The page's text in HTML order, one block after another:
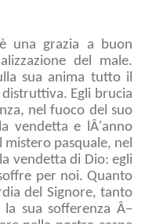
una grazia a buon
del male.
sua anima tutto il
Egli brucia
nel fuoco del suo
vendetta e lÂ'anno
pasquale, nel
vendetta di Dio: egli
per noi. Quanto
del Signore, tanto
sua sofferenza Â–